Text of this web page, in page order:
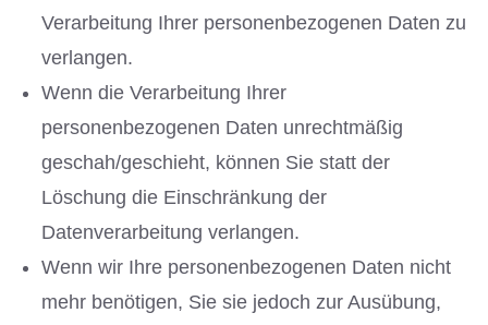
Verarbeitung Ihrer personenbezogenen Daten zu
verlangen.
Wenn die Verarbeitung Ihrer
personenbezogenen Daten unrechtmäßig
geschah/geschieht, können Sie statt der
Löschung die Einschränkung der
Datenverarbeitung verlangen.
Wenn wir Ihre personenbezogenen Daten nicht
mehr benötigen, Sie sie jedoch zur Ausübung,